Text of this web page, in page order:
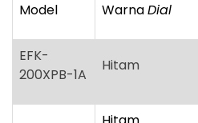
Model WarnaDial
EFK-
200XPB-1A
Hitam